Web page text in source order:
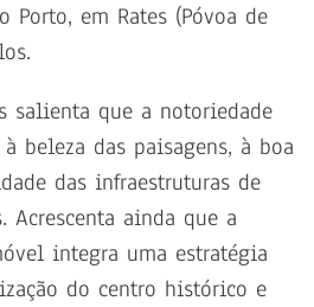
em Rates (Póvoa de
salienta que a notoriedade
beleza das paisagens, à boa
das infraestruturas de
Acrescenta ainda que a
integra uma estratégia
do centro histórico e